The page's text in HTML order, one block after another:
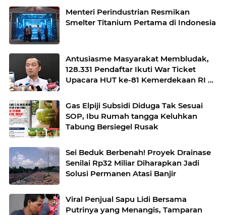
Menteri Perindustrian Resmikan
Smelter Titanium Pertama di Indonesia
Antusiasme Masyarakat Membludak,
128.331 Pendaftar Ikuti War Ticket
Upacara HUT ke-81 Kemerdekaan RI di
Gas Elpiji Subsidi Diduga Tak Sesuai
SOP, Ibu Rumah tangga Keluhkan
Tabung Bersiegel Rusak
Sei Beduk Berbenah! Proyek Drainase
Senilai Rp32 Miliar Diharapkan Jadi
Solusi Permanen Atasi Banjir
Viral Penjual Sapu Lidi Bersama
Putrinya yang Menangis, Tamparan